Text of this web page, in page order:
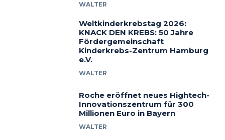
WALTER
Weltkinderkrebstag 2026:
KNACK DEN KREBS: 50 Jahre
Fördergemeinschaft
Kinderkrebs-Zentrum Hamburg
e.V.
WALTER
Roche eröffnet neues Hightech-
Innovationszentrum für 300
Millionen Euro in Bayern
WALTER